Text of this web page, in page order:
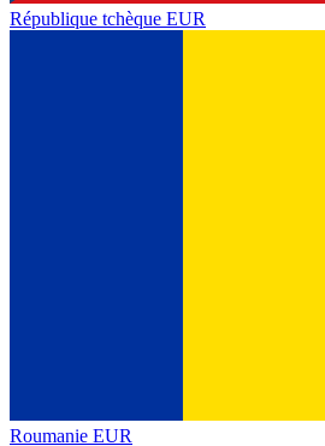
République tchèque EUR
Roumanie EUR